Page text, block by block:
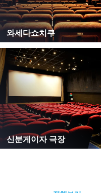
와세다쇼치쿠
신분게이자 극장